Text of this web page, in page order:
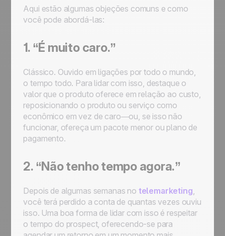
Aqui estão algumas objeções comuns e como
você pode abordá-las:
1. “É muito caro.”
Clássico. Ouvido em ligações por todo o mundo,
o tempo todo. Para lidar com isso, destaque o
valor que o produto oferece em relação ao custo,
reposicionando o produto ou serviço como
econômico em vez de caro—ou, se isso não
funcionar, ofereça um pacote menor ou plano de
pagamento.
2. “Não tenho tempo agora.”
Depois de algumas semanas no telemarketing,
você terá perdido a conta de quantas vezes ouviu
isso. Uma boa forma de lidar com isso é respeitar
o tempo do prospect, oferecendo-se para